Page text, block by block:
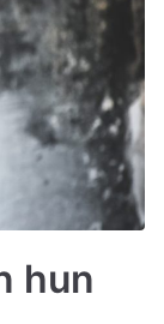
hun